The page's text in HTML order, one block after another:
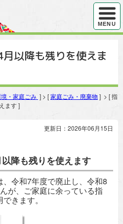
ハンバ
MENU
以降も残りを使えま
・家庭ごみ ] > [家庭ごみ・廃棄物 ] > [ 指
ます ]
更新日：2026年06月15日
降も残りを使えます
令和7年度で廃止し、令和8
が、ご家庭に余っている指
きます。